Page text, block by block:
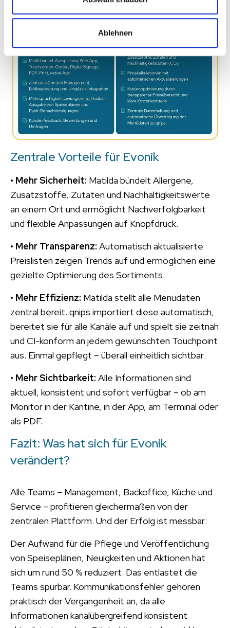
Ablehnen
Zentrale Vorteile für Evonik
• Mehr Sicherheit: Matilda bündelt Allergene,
Zusatzstoffe, Zutaten und Nachhaltigkeitswerte
an einem Ort und ermöglicht Nachverfolgbarkeit
und flexible Anpassungen auf Knopfdruck.
• Mehr Transparenz: Automatisch aktualisierte
Preislisten zeigen Trends auf und ermöglichen eine
gezielte Optimierung des Sortiments.
• Mehr Effizienz: Matilda stellt alle Menüdaten
zentral bereit. qnips importiert diese automatisch,
bereitet sie für alle Kanäle auf und spielt sie zeitnah
und CI-konform an jedem gewünschten Touchpoint
aus. Einmal gepflegt – überall einheitlich sichtbar.
• Mehr Sichtbarkeit: Alle Informationen sind
aktuell, konsistent und sofort verfügbar – ob am
Monitor in der Kantine, in der App, am Terminal oder
als PDF.
Fazit: Was hat sich für Evonik
verändert?
Alle Teams – Management, Backoffice, Küche und
Service – profitieren gleichermaßen von der
zentralen Plattform. Und der Erfolg ist messbar:
Der Aufwand für die Pflege und Veröffentlichung
von Speiseplänen, Neuigkeiten und Aktionen hat
sich um rund 50 % reduziert. Das entlastet die
Teams spürbar. Kommunikationsfehler gehören
praktisch der Vergangenheit an, da alle
Informationen kanalübergreifend konsistent